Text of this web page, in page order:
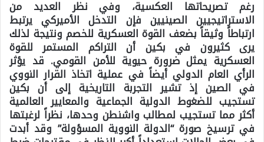
رغم تصريحاتها العكسية، وفي نظر العديد من
الاستراتيجيين الصينيين فإن التدخل الأميركي يرتبط
ارتباطاً وثيقاً بضعف القوة العسكرية للخصم ونتيجة لذلك
يرى كثيرون في بكين أن التراكم المستمر للقوة
العسكرية يمثل ضرورة حيوية للأمن القومي. قد يؤثر
الرأي العام الدولي أيضاً في عملية اتخاذ القرار النووي
في الصين إذ تشير التجربة التاريخية إلى أن بكين
تستجيب للضغوط الدولية الجماعية والمعايير العالمية
أكثر مما تستجيب لمطالب واشنطن وحدها، نظراً لرغبتها
في ترسيخ صورة “الدولة النووية المسؤولة” وقد أبدت